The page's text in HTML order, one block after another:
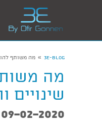
3E-Blog
» מה משותף
מה
שינויים
09-02-2020